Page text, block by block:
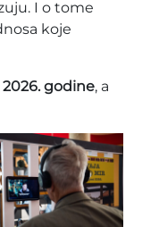
I o tome
koje
2026. godine, a